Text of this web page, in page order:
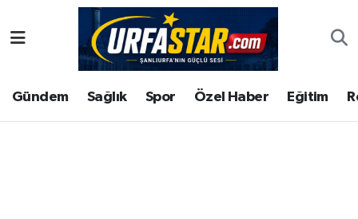
Gündem Sağlık Spor Özel Haber Eğitim
ASAYİS
ÇEVRE
Şanlıurfa Nöbetçi Eczaneler
Şanlıurfa Hava Durumu